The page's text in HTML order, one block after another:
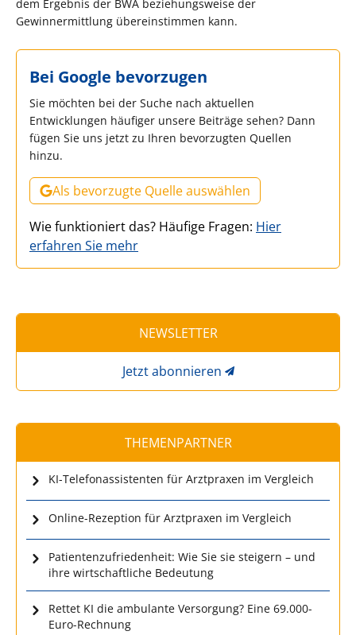
dem Ergebnis der BWA beziehungsweise der
Gewinnermittlung übereinstimmen kann.
Bei Google bevorzugen
Sie möchten bei der Suche nach aktuellen
Entwicklungen häufiger unsere Beiträge sehen? Dann
fügen Sie uns jetzt zu Ihren bevorzugten Quellen
hinzu.
Als bevorzugte Quelle auswählen
Wie funktioniert das? Häufige Fragen: Hier
erfahren Sie mehr
NEWSLETTER
Jetzt abonnieren
THEMENPARTNER
KI-Telefonassistenten für Arztpraxen im Vergleich
Online-Rezeption für Arztpraxen im Vergleich
Patientenzufriedenheit: Wie Sie sie steigern – und
ihre wirtschaftliche Bedeutung
Rettet KI die ambulante Versorgung? Eine 69.000-
Euro-Rechnung